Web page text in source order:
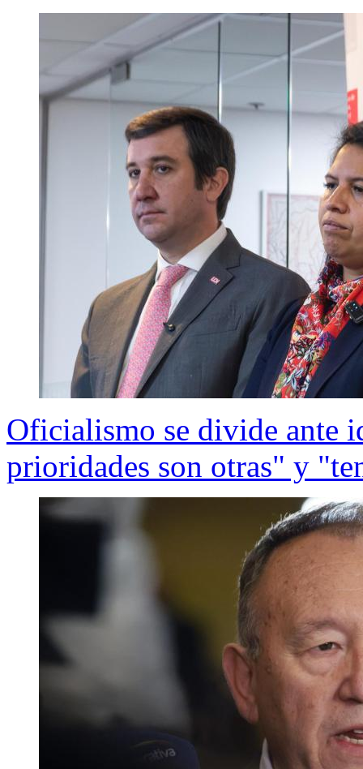
Oficialismo se divide ante
prioridades son otras" y